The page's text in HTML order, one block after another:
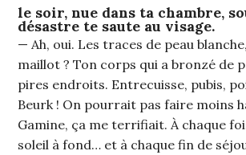
le soir, nue dans ta chambre,
désastre te saute au visage.
— Ah, oui. Les traces de peau
maillot ? Ton corps qui a bronzé de
pires endroits. Entrecuisse, pubis,
Beurk ! On pourrait pas faire moins
Gamine, ça me terrifiait. À chaque
soleil à fond… et à chaque fin de